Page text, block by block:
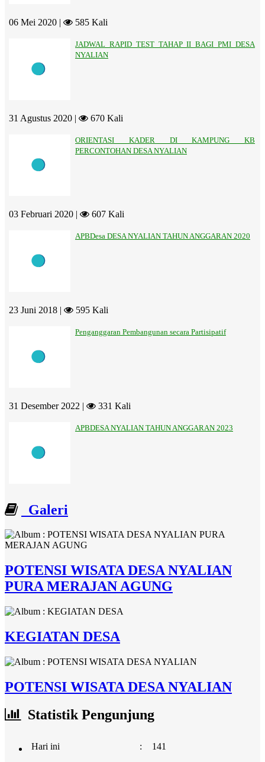
06 Mei 2020 | 585 Kali
JADWAL RAPID TEST TAHAP II BAGI PMI DESA
NYALIAN
31 Agustus 2020 | 670 Kali
ORIENTASI KADER DI KAMPUNG KB
PERCONTOHAN DESA NYALIAN
03 Februari 2020 | 607 Kali
APBDesa DESA NYALIAN TAHUN ANGGARAN 2020
23 Juni 2018 | 595 Kali
Penganggaran Pembangunan secara Partisipatif
31 Desember 2022 | 331 Kali
APBDESA NYALIAN TAHUN ANGGARAN 2023
Galeri
POTENSI WISATA DESA NYALIAN
PURA MERAJAN AGUNG
KEGIATAN DESA
POTENSI WISATA DESA NYALIAN
Statistik Pengunjung
Hari ini : 141